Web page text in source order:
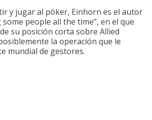
y jugar al póker, Einhorn es el autor
people all the time”, en el que
su posición corta sobre Allied
la operación que le
mundial de gestores.